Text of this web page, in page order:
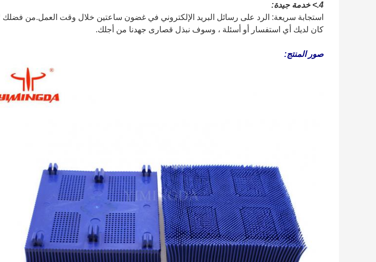
4.> خدمة جيدة:
استجابة سريعة: الرد على رسائل البريد الإلكتروني في غضون ساعتين خلال وقت العمل.من فضلك لا
كان لديك أي استفسار أو أسئلة ، وسوف نبذل قصارى جهدنا من أجلك.
صور المنتج: